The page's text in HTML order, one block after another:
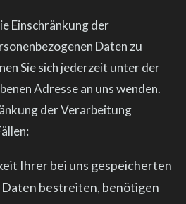
Einschränkung der
Daten zu
Sie sich jederzeit unter der
Adresse an uns wenden.
der Verarbeitung
Ihrer bei uns gespeicherten
bestreiten, benötigen